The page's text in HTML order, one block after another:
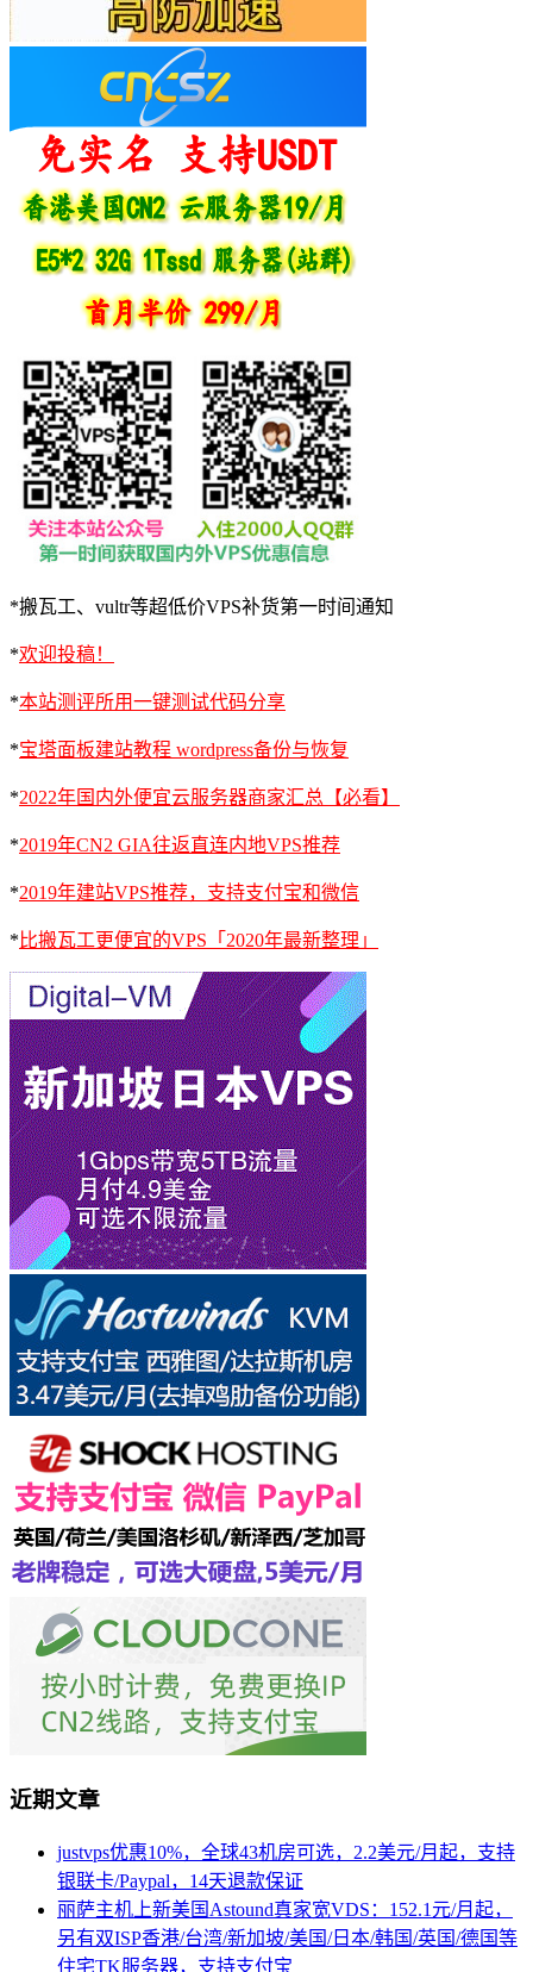
*搬瓦工、vultr等超低价VPS补货第一时间通知
*欢迎投稿！
*本站测评所用一键测试代码分享
*宝塔面板建站教程 wordpress备份与恢复
*2022年国内外便宜云服务器商家汇总【必看】
*2019年CN2 GIA往返直连内地VPS推荐
*2019年建站VPS推荐，支持支付宝和微信
* 比搬瓦工更便宜的VPS「2020年最新整理」
近期文章
justvps优惠10%，全球43机房可选，2.2美元/月起，支持
银联卡/Paypal，14天退款保证
丽萨主机上新美国Astound真家宽VDS：152.1元/月起，
另有双ISP香港/台湾/新加坡/美国/日本/韩国/英国/德国等
住宅TK服务器，支持支付宝